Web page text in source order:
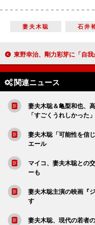
妻夫木聡 石井
東野幸治、剛力彩芽に「自我が出てきた」 「スカパー！アワード２０１４」
関連ニュース
妻夫木聡＆亀梨和也、
「すごくうれしかった」
妻夫木聡「可能性を信
エール
マイコ、妻夫木聡との
ーも
妻夫木聡主演の映画『
す
妻夫木聡、現代の若者